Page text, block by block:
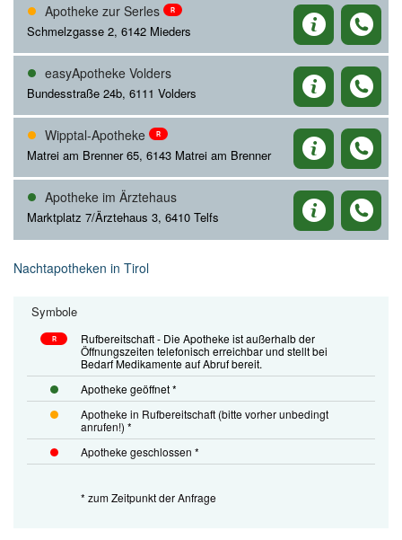
Apotheke zur Serles R
Schmelzgasse 2, 6142 Mieders
easyApotheke Volders
Bundesstraße 24b, 6111 Volders
Wipptal-Apotheke R
Matrei am Brenner 65, 6143 Matrei am Brenner
Apotheke im Ärztehaus
Marktplatz 7/Ärztehaus 3, 6410 Telfs
Nachtapotheken in Tirol
Symbole
R
Rufbereitschaft - Die Apotheke ist außerhalb der
Öffnungszeiten telefonisch erreichbar und stellt bei
Bedarf Medikamente auf Abruf bereit.
Apotheke geöffnet *
Apotheke in Rufbereitschaft (bitte vorher unbedingt
anrufen!) *
Apotheke geschlossen *
* zum Zeitpunkt der Anfrage